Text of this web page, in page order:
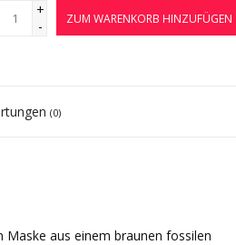
+
-
ZUM WARENKORB HINZUFÜGEN
(0)
aus einem braunen fossilen